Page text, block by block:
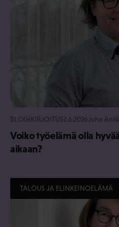
BLOGIKIRJOITUS2.6.2026 Juha
Voiko työelämä olla
aikaan?
TALOUS JA ELINKEINOELÄMÄ